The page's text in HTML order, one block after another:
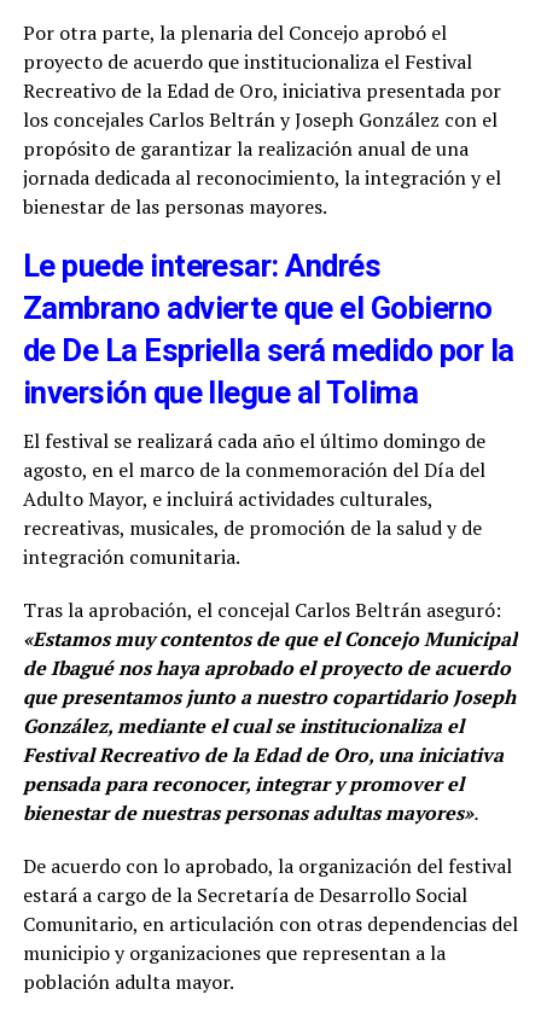
Por otra parte, la plenaria del Concejo aprobó el
proyecto de acuerdo que institucionaliza el Festival
Recreativo de la Edad de Oro, iniciativa presentada por
los concejales Carlos Beltrán y Joseph González con el
propósito de garantizar la realización anual de una
jornada dedicada al reconocimiento, la integración y el
bienestar de las personas mayores.
Le puede interesar: Andrés
Zambrano advierte que el Gobierno
de De La Espriella será medido por la
inversión que llegue al Tolima
El festival se realizará cada año el último domingo de
agosto, en el marco de la conmemoración del Día del
Adulto Mayor, e incluirá actividades culturales,
recreativas, musicales, de promoción de la salud y de
integración comunitaria.
Tras la aprobación, el concejal Carlos Beltrán aseguró:
«Estamos muy contentos de que el Concejo Municipal
de Ibagué nos haya aprobado el proyecto de acuerdo
que presentamos junto a nuestro copartidario Joseph
González, mediante el cual se institucionaliza el
Festival Recreativo de la Edad de Oro, una iniciativa
pensada para reconocer, integrar y promover el
bienestar de nuestras personas adultas mayores».
De acuerdo con lo aprobado, la organización del festival
estará a cargo de la Secretaría de Desarrollo Social
Comunitario, en articulación con otras dependencias del
municipio y organizaciones que representan a la
población adulta mayor.